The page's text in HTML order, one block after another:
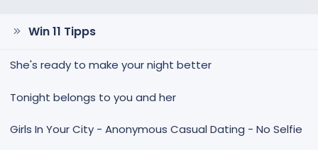
Win 11 Tipps
She's ready to make your night better
Tonight belongs to you and her
Girls In Your City - Anonymous Casual Dating - No Selfie